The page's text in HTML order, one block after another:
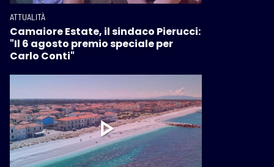
ATTUALITÀ
Camaiore Estate, il sindaco Pierucci:
"Il 6 agosto premio speciale per
Carlo Conti"